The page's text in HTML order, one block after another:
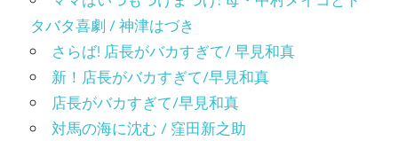
タバタ喜劇 / 神津はづき
さらば! 店長がバカすぎて/ 早見和真
新！店長がバカすぎて/早見和真
店長がバカすぎて/早見和真
対馬の海に沈む / 窪田新之助